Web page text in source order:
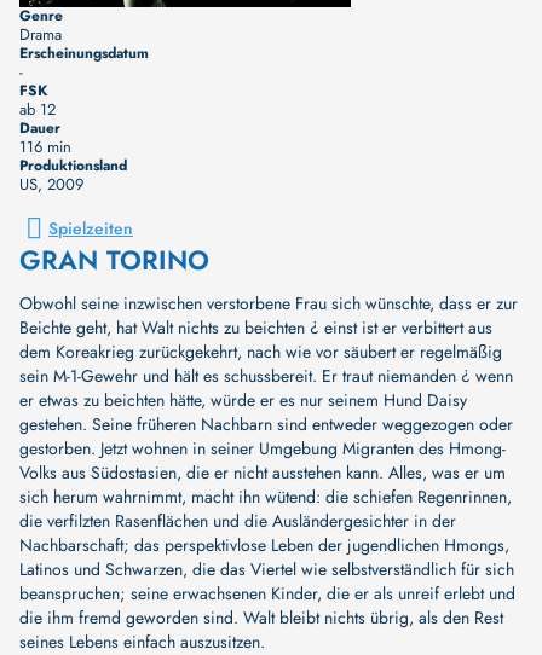
Genre
Drama
Erscheinungsdatum
-
FSK
ab 12
Dauer
116 min
Produktionsland
US, 2009
Spielzeiten
GRAN TORINO
Obwohl seine inzwischen verstorbene Frau sich wünschte, dass er zur
Beichte geht, hat Walt nichts zu beichten ¿ einst ist er verbittert aus
dem Koreakrieg zurückgekehrt, nach wie vor säubert er regelmäßig
sein M-1-Gewehr und hält es schussbereit. Er traut niemanden ¿ wenn
er etwas zu beichten hätte, würde er es nur seinem Hund Daisy
gestehen. Seine früheren Nachbarn sind entweder weggezogen oder
gestorben. Jetzt wohnen in seiner Umgebung Migranten des Hmong-
Volks aus Südostasien, die er nicht ausstehen kann. Alles, was er um
sich herum wahrnimmt, macht ihn wütend: die schiefen Regenrinnen,
die verfilzten Rasenflächen und die Ausländergesichter in der
Nachbarschaft; das perspektivlose Leben der jugendlichen Hmongs,
Latinos und Schwarzen, die das Viertel wie selbstverständlich für sich
beanspruchen; seine erwachsenen Kinder, die er als unreif erlebt und
die ihm fremd geworden sind. Walt bleibt nichts übrig, als den Rest
seines Lebens einfach auszusitzen.